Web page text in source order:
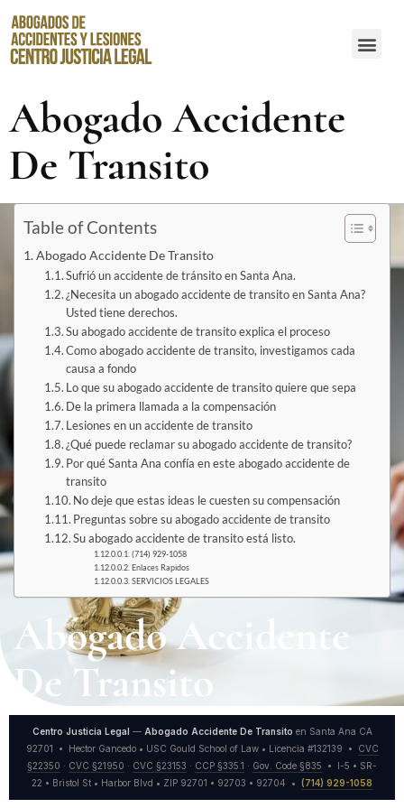
Abogado Accidente
De Transito
Table of Contents
Abogado Accidente De Transito
Sufrió un accidente de tránsito en Santa Ana.
¿Necesita un abogado accidente de transito en Santa Ana?
Usted tiene derechos.
Su abogado accidente de transito explica el proceso
Como abogado accidente de transito, investigamos cada
causa a fondo
Lo que su abogado accidente de transito quiere que sepa
De la primera llamada a la compensación
Lesiones en un accidente de transito
¿Qué puede reclamar su abogado accidente de transito?
Por qué Santa Ana confía en este abogado accidente de
transito
No deje que estas ideas le cuesten su compensación
Preguntas sobre su abogado accidente de transito
Su abogado accidente de transito está listo.
(714) 929-1058
Enlaces Rapidos
SERVICIOS LEGALES
Abogado Accidente
De Transito
Centro Justicia Legal — Abogado Accidente De Transito en Santa Ana CA
92701 • Hector Gancedo • USC Gould School of Law • Licencia #132139 •
CVC
§22350 · CVC §21950 · CVC §23153 · CCP §335.1 · Gov. Code §835 • I-5 • SR-
22 • Bristol St • Harbor Blvd • ZIP 92701 • 92703 • 92704 • (714) 929-1058